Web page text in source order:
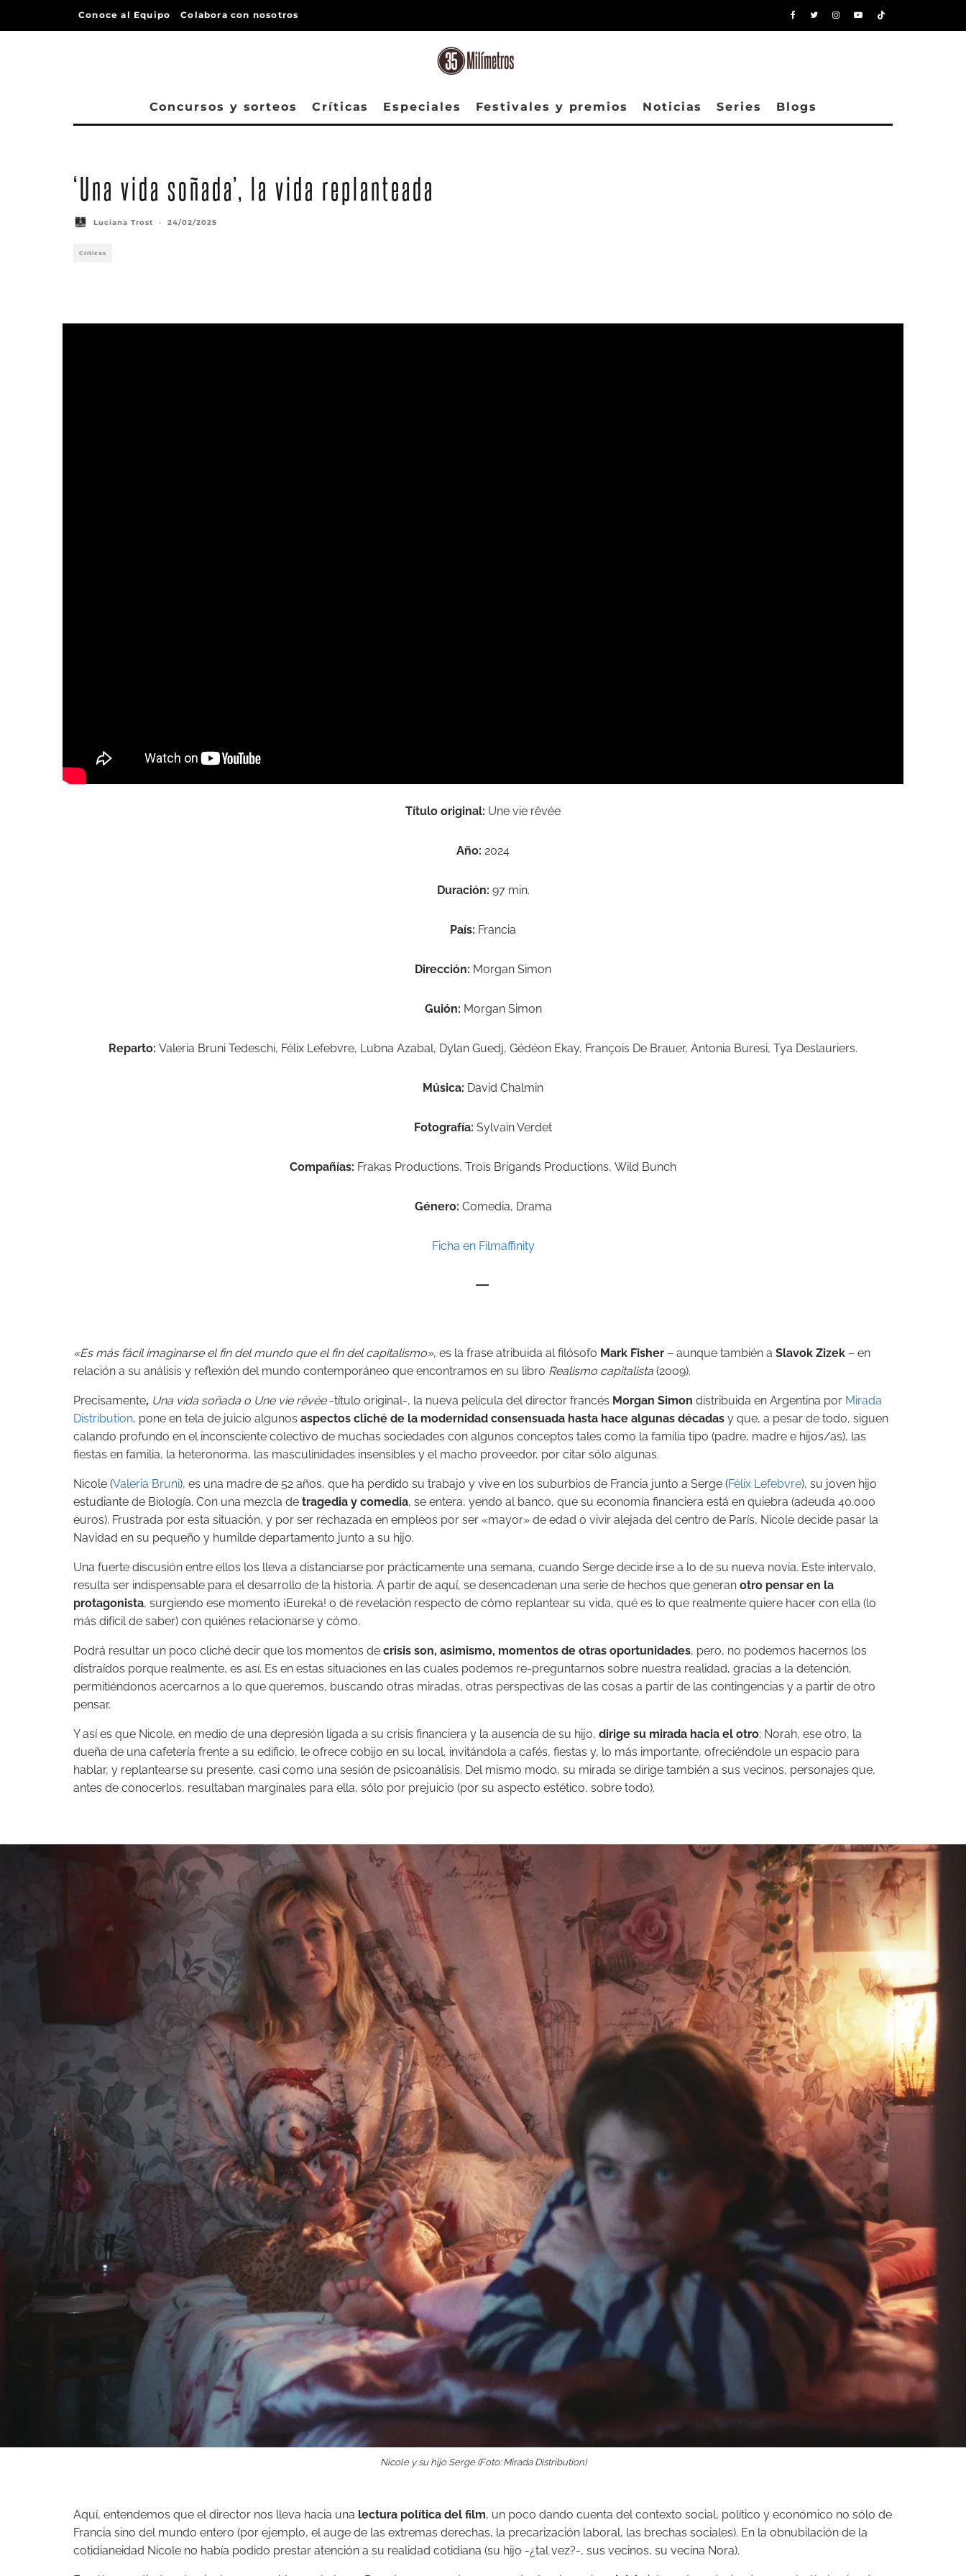
Conoce al Equipo Colabora con nosotros
Concursos y sorteos Críticas Especiales Festivales y premios Noticias Series Blogs
‘Una vida soñada’, la vida replanteada
Luciana Trost · 24/02/2025
Críticas
Título original: Une vie rêvée
Año: 2024
Duración: 97 min.
País: Francia
Dirección: Morgan Simon
Guión: Morgan Simon
Reparto: Valeria Bruni Tedeschi, Félix Lefebvre, Lubna Azabal, Dylan Guedj, Gédéon Ekay, François De Brauer, Antonia Buresi, Tya Deslauriers.
Música: David Chalmin
Fotografía: Sylvain Verdet
Compañías: Frakas Productions, Trois Brigands Productions, Wild Bunch
Género: Comedia, Drama
Ficha en Filmaffinity
—
«Es más fácil imaginarse el fin del mundo que el fin del capitalismo», es la frase atribuida al filósofo Mark Fisher – aunque también a Slavok Zizek – en
relación a su análisis y reflexión del mundo contemporáneo que encontramos en su libro Realismo capitalista (2009).
Precisamente, Una vida soñada o Une vie rêvée-título original-, la nueva película del director francés Morgan Simon distribuida en Argentina por Mirada
Distribution, pone en tela de juicio algunos aspectos cliché de la modernidad consensuada hasta hace algunas décadas y que, a pesar de todo, siguen
calando profundo en el inconsciente colectivo de muchas sociedades con algunos conceptos tales como la familia tipo (padre, madre e hijos/as), las
fiestas en familia, la heteronorma, las masculinidades insensibles y el macho proveedor, por citar sólo algunas.
Nicole (Valeria Bruni), es una madre de 52 años, que ha perdido su trabajo y vive en los suburbios de Francia junto a Serge (Félix Lefebvre), su joven hijo
estudiante de Biología. Con una mezcla de tragedia y comedia, se entera, yendo al banco, que su economía financiera está en quiebra (adeuda 40.000
euros). Frustrada por esta situación, y por ser rechazada en empleos por ser «mayor» de edad o vivir alejada del centro de París, Nicole decide pasar la
Navidad en su pequeño y humilde departamento junto a su hijo.
Una fuerte discusión entre ellos los lleva a distanciarse por prácticamente una semana, cuando Serge decide irse a lo de su nueva novia. Este intervalo,
resulta ser indispensable para el desarrollo de la historia. A partir de aquí, se desencadenan una serie de hechos que generan otro pensar en la
protagonista, surgiendo ese momento ¡Eureka! o de revelación respecto de cómo replantear su vida, qué es lo que realmente quiere hacer con ella (lo
más difícil de saber) con quiénes relacionarse y cómo.
Podrá resultar un poco cliché decir que los momentos de crisis son, asimismo, momentos de otras oportunidades, pero, no podemos hacernos los
distraídos porque realmente, es así. Es en estas situaciones en las cuales podemos re-preguntarnos sobre nuestra realidad, gracias a la detención,
permitiéndonos acercarnos a lo que queremos, buscando otras miradas, otras perspectivas de las cosas a partir de las contingencias y a partir de otro
pensar.
Y así es que Nicole, en medio de una depresión ligada a su crisis financiera y la ausencia de su hijo, dirige su mirada hacia el otro; Norah, ese otro, la
dueña de una cafetería frente a su edificio, le ofrece cobijo en su local, invitándola a cafés, fiestas y, lo más importante, ofreciéndole un espacio para
hablar, y replantearse su presente, casi como una sesión de psicoanálisis. Del mismo modo, su mirada se dirige también a sus vecinos, personajes que,
antes de conocerlos, resultaban marginales para ella, sólo por prejuicio (por su aspecto estético, sobre todo).
Nicole y su hijo Serge (Foto: Mirada Distribution)
Aquí, entendemos que el director nos lleva hacia una lectura política del film, un poco dando cuenta del contexto social, político y económico no sólo de
Francia sino del mundo entero (por ejemplo, el auge de las extremas derechas, la precarización laboral, las brechas sociales). En la obnubilación de la
cotidianeidad Nicole no había podido prestar atención a su realidad cotidiana (su hijo -¿tal vez?-, sus vecinos, su vecina Nora).